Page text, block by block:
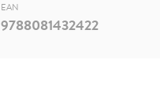
EAN
9788081432422